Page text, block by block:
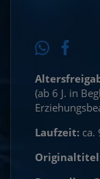
(ab 6 J. in
Laufzeit: ca.